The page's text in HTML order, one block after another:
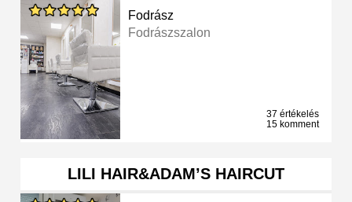
Fodrász
Fodrászszalon
37 értékelés
15 komment
LILI HAIR&ADAM’S HAIRCUT